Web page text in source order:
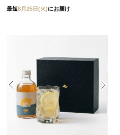
最短8月25日(火)にお届け